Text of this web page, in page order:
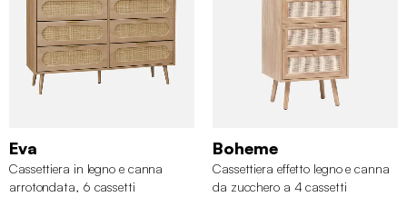
Eva
Cassettiera in legno e canna
arrotondata, 6 cassetti
Boheme
Cassettiera effetto legno e canna
da zucchero a 4 cassetti